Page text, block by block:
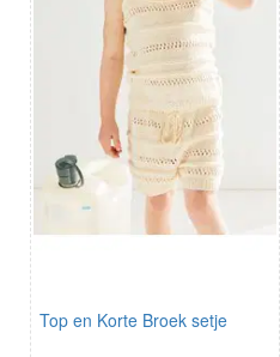
Top en Korte Broek setje